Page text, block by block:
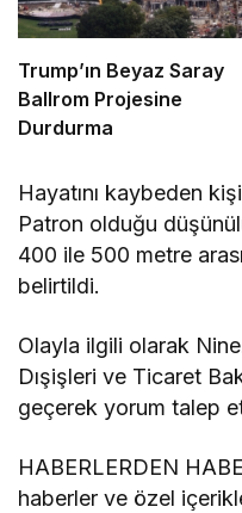
Trump’ın Beyaz Saray
Ballrom Projesine
Durdurma
Hayatını kaybeden
Patron olduğu
400 ile 500 metre
belirtildi.
Olayla ilgili olarak
Dışişleri ve Ticaret
geçerek yorum talep
HABERLERDEN
haberler ve özel